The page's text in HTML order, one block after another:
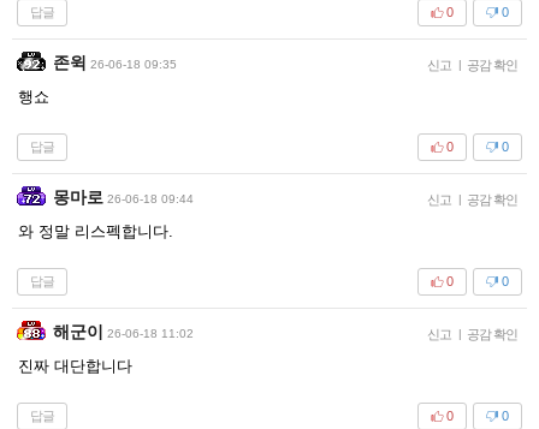
답글 0
0
존윅 26-06-18 09:35 신고 | 공감 확인
행쇼
답글 0
0
몽마로 26-06-18 09:44 신고 | 공감 확인
와 정말 리스펙합니다.
답글 0
0
해군이 26-06-18 11:02 신고 | 공감 확인
진짜 대단합니다
답글 0
0